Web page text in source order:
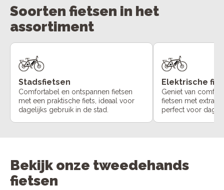
Soorten fietsen in het
assortiment
Stadsfietsen
Comfortabel en ontspannen fietsen
met een praktische fiets, ideaal voor
dagelijks gebruik in de stad.
Elektrische
Geniet van
fietsen met extra
perfect voor
Bekijk onze tweedehands
fietsen